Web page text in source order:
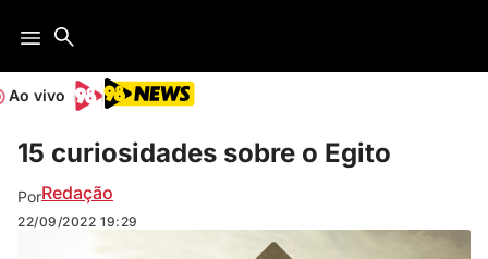
Ao vivo
15 curiosidades sobre o Egito
PorRedação
22/09/2022 19:29